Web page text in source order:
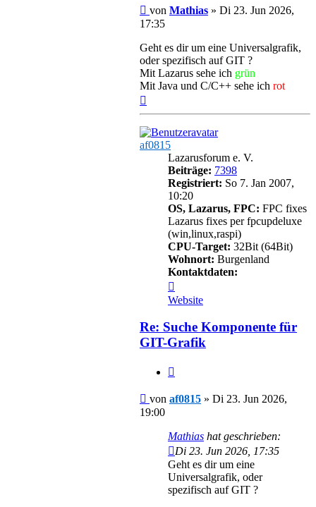
Beitrag
von Mathias » Di 23. Jun 2026,
17:35
Geht es dir um eine Universalgrafik,
oder spezifisch auf GIT ?
Mit Lazarus sehe ich grün
Mit Java und C/C++ sehe ich rot
af0815
Lazarusforum e. V.
Beiträge: 7398
Registriert: So 7. Jan 2007,
10:20
OS, Lazarus, FPC: FPC fixes
Lazarus fixes per fpcupdeluxe
(win,linux,raspi)
CPU-Target: 32Bit (64Bit)
Wohnort: Burgenland
Kontaktdaten:
von
af0815
Website
Re: Suche Komponente für
GIT-Grafik
Beitrag
von af0815 » Di 23. Jun 2026,
19:00
Mathias hat geschrieben:
Di 23. Jun 2026, 17:35
Geht es dir um eine
Universalgrafik, oder
spezifisch auf GIT ?